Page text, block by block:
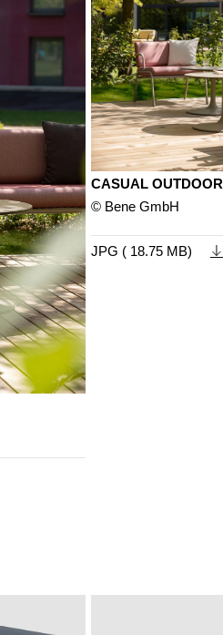
CASUAL OUTDOOR
© Bene GmbH
JPG ( 18.75 MB)